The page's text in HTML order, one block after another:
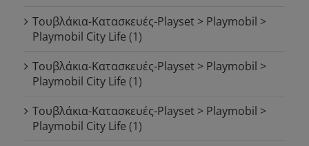
Τουβλάκια-Κατασκευές-Playset > Playmobil >
Playmobil City Life (1)
Τουβλάκια-Κατασκευές-Playset > Playmobil >
Playmobil City Life (1)
Τουβλάκια-Κατασκευές-Playset > Playmobil >
Playmobil City Life (1)